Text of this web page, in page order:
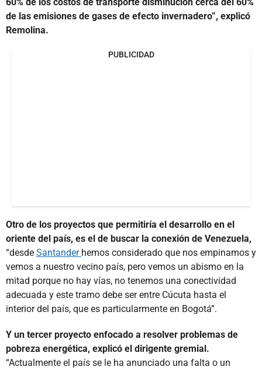
de las emisiones de gases de efecto invernadero”, explicó
Remolina.
PUBLICIDAD
Otro de los proyectos que permitiría el desarrollo en el
oriente del país, es el de buscar la conexión de Venezuela,
“desde Santander hemos considerado que nos empinamos y
vemos a nuestro vecino país, pero vemos un abismo en la
mitad porque no hay vías, no tenemos una conectividad
adecuada y este tramo debe ser entre Cúcuta hasta el
interior del país, que es particularmente en Bogotá”.
Y un tercer proyecto enfocado a resolver problemas de
pobreza energética, explicó el dirigente gremial.
“Actualmente el país se le ha anunciado una falta o un